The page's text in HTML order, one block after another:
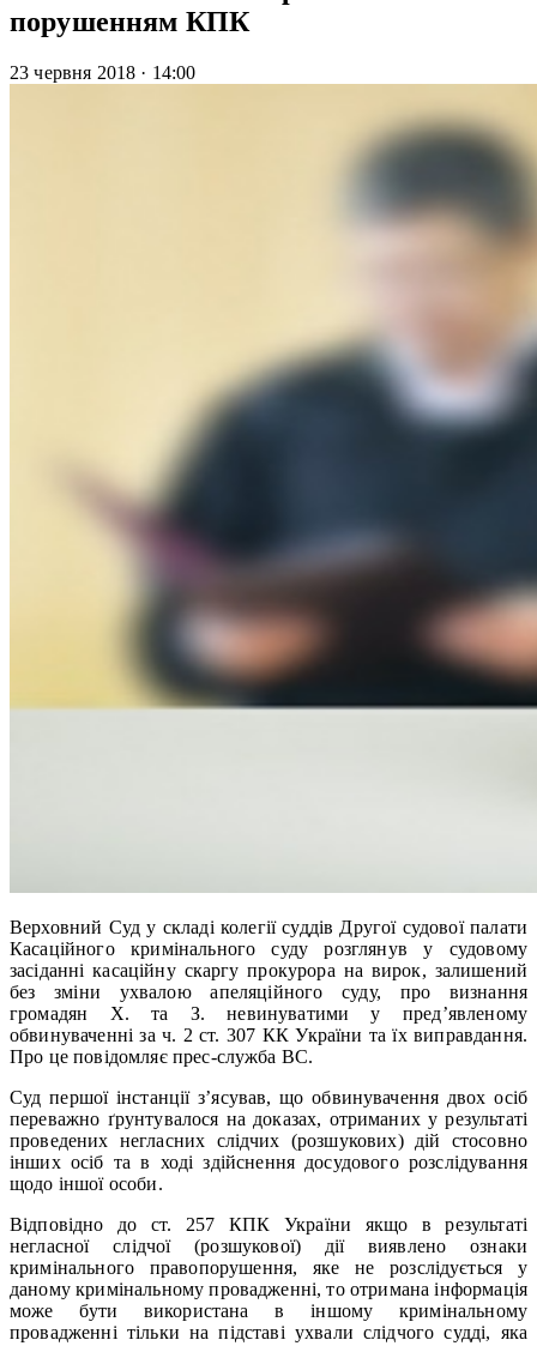
порушенням КПК
23 червня 2018 · 14:00
Верховний Суд у складі колегії суддів Другої судової палати
Касаційного кримінального суду розглянув у судовому
засіданні касаційну скаргу прокурора на вирок, залишений
без зміни ухвалою апеляційного суду, про визнання
громадян Х. та З. невинуватими у пред’явленому
обвинуваченні за ч. 2 ст. 307 КК України та їх виправдання.
Про це повідомляє прес-служба ВС.
Суд першої інстанції з’ясував, що обвинувачення двох осіб
переважно ґрунтувалося на доказах, отриманих у результаті
проведених негласних слідчих (розшукових) дій стосовно
інших осіб та в ході здійснення досудового розслідування
щодо іншої особи.
Відповідно до ст. 257 КПК України якщо в результаті
негласної слідчої (розшукової) дії виявлено ознаки
кримінального правопорушення, яке не розслідується у
даному кримінальному провадженні, то отримана інформація
може бути використана в іншому кримінальному
провадженні тільки на підставі ухвали слідчого судді, яка